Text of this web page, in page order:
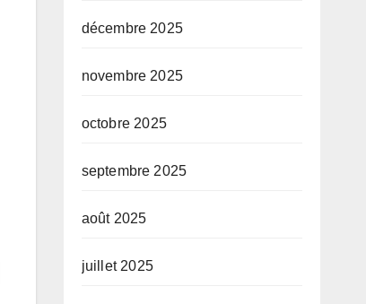
décembre 2025
novembre 2025
octobre 2025
septembre 2025
août 2025
juillet 2025